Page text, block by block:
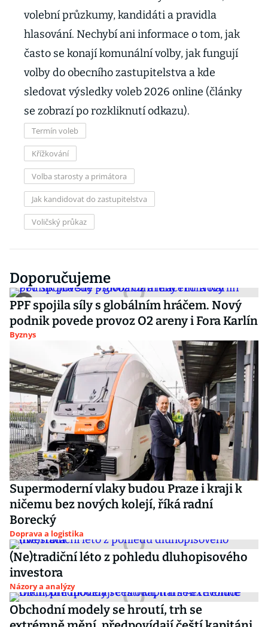
volební průzkumy, kandidáti a pravidla
hlasování. Nechybí ani informace o tom, jak
často se konají komunální volby, jak fungují
volby do obecního zastupitelstva a kde
sledovat výsledky voleb 2026 online (články
se zobrazí po rozkliknutí odkazu).
Termín voleb
Křížkování
Volba starosty a primátora
Jak kandidovat do zastupitelstva
Voličský průkaz
Doporučujeme
PPF spojila síly s globálním hráčem. Nový
podnik povede provoz O2 areny i Fora Karlín
Byznys
Supermoderní vlaky budou Praze i kraji k
ničemu bez nových kolejí, říká radní
Borecký
Doprava a logistika
(Ne)tradiční léto z pohledu dluhopisového
investora
Názory a analýzy
Obchodní modely se hroutí, trh se